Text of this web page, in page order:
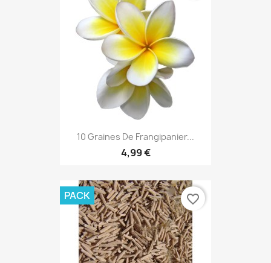
10 Graines De Frangipanier...
4,99 €
PACK favorite_border